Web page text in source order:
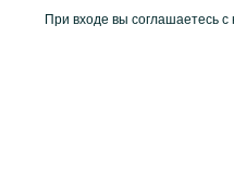
При входе вы соглашаетесь